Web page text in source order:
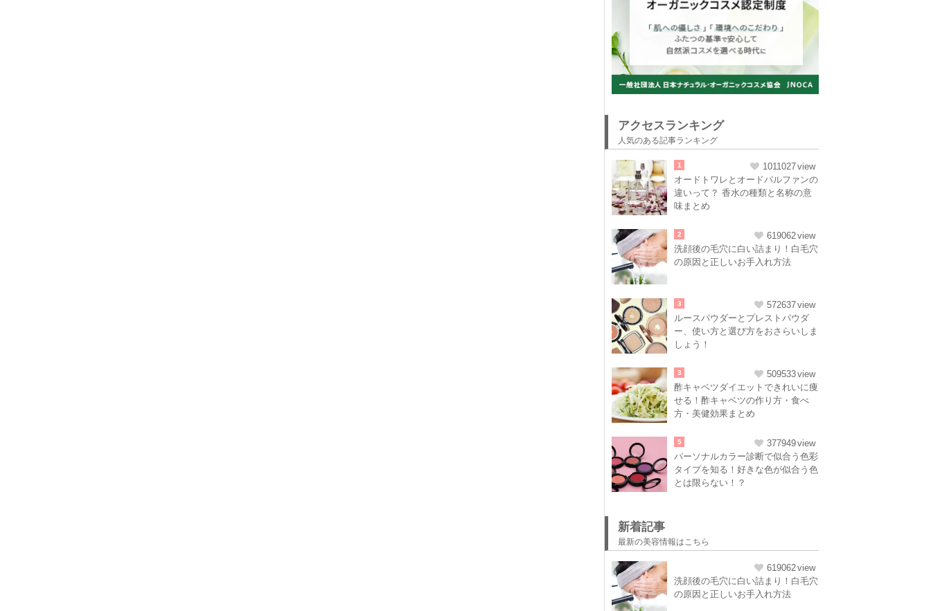
アクセスランキング
人気のある記事ランキング
1
1011027
オードトワレとオードパルファンの
違いって？ 香水の種類と名称の意
味まとめ
2
619062
洗顔後の毛穴に白い詰まり！白毛穴
の原因と正しいお手入れ方法
3
572637
ルースパウダーとプレストパウダ
ー、使い方と選び方をおさらいしま
しょう！
3
509533
酢キャベツダイエットできれいに痩
せる！酢キャベツの作り方・食べ
方・美健効果まとめ
5
377949
パーソナルカラー診断で似合う色彩
タイプを知る！好きな色が似合う色
とは限らない！？
新着記事
最新の美容情報はこちら
619062
洗顔後の毛穴に白い詰まり！白毛穴
の原因と正しいお手入れ方法